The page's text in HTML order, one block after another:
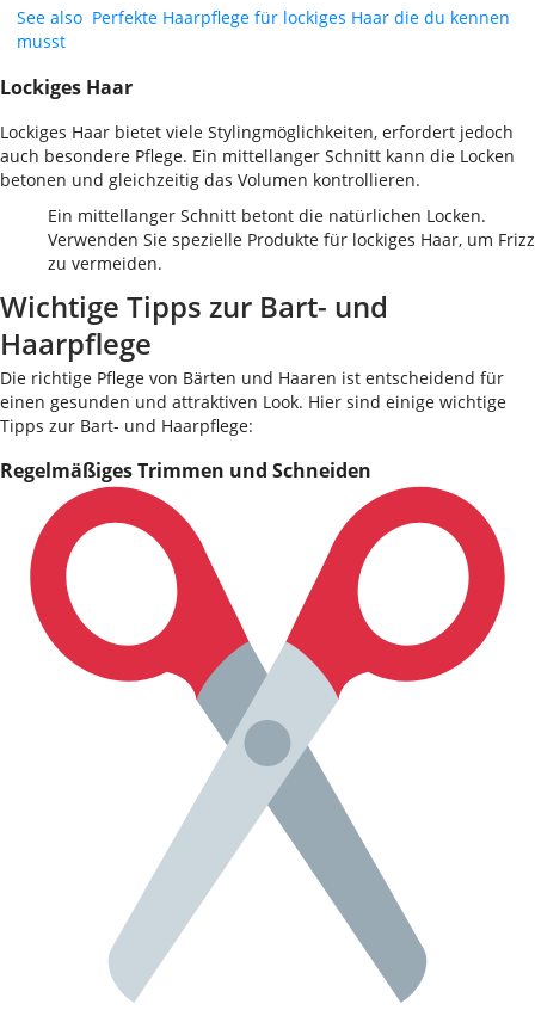
See also Perfekte Haarpflege für lockiges Haar die du kennen
musst
Lockiges Haar
Lockiges Haar bietet viele Stylingmöglichkeiten, erfordert jedoch
auch besondere Pflege. Ein mittellanger Schnitt kann die Locken
betonen und gleichzeitig das Volumen kontrollieren.
Ein mittellanger Schnitt betont die natürlichen Locken.
Verwenden Sie spezielle Produkte für lockiges Haar, um Frizz
zu vermeiden.
Wichtige Tipps zur Bart- und
Haarpflege
Die richtige Pflege von Bärten und Haaren ist entscheidend für
einen gesunden und attraktiven Look. Hier sind einige wichtige
Tipps zur Bart- und Haarpflege:
Regelmäßiges Trimmen und Schneiden